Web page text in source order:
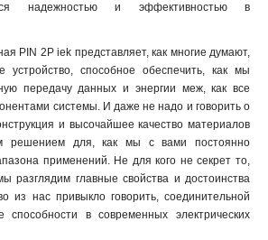
надежностью и эффективностью в
PIN 2P iek представляет, как многие думают,
устройство, способное обеспечить, как мы
передачу данных и энергии меж, как все
системы. И даже не надо и говорить о
и высочайшее качество материалов
решением для, как мы с вами постоянно
применений. Не для кого не секрет то,
разглядим главные свойства и достоинства
из нас привыкло говорить, соединительной
в современных электрических